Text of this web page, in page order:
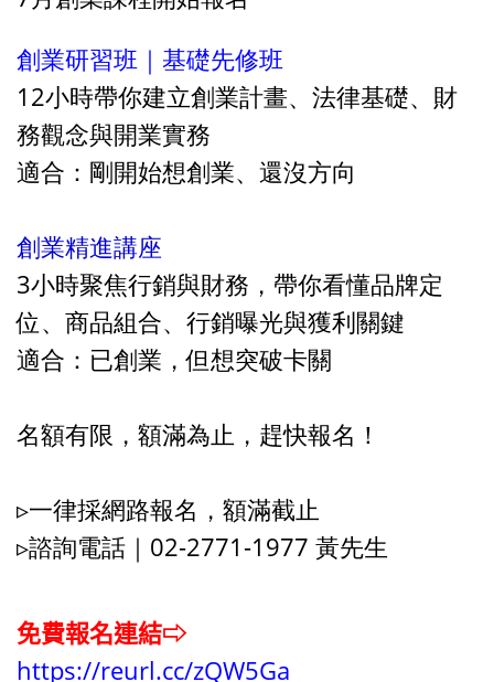
創業研習班｜基礎先修班
12小時帶你建立創業計畫、法律基礎、財
務觀念與開業實務
適合：剛開始想創業、還沒方向
創業精進講座
3小時聚焦行銷與財務，帶你看懂品牌定
位、商品組合、行銷曝光與獲利關鍵
適合：已創業，但想突破卡關
名額有限，額滿為止，趕快報名！
▹一律採網路報名，額滿截止
▹諮詢電話｜02-2771-1977 黃先生
免費報名連結⇨
https://reurl.cc/zQW5Ga